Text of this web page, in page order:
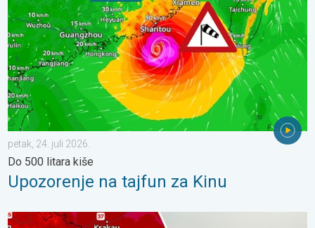
petak, 24. juli 2026.
Do 500 litara kiše
Upozorenje na tajfun za Kinu
Ekstremne vrućine u istočnoj Europi. Temperature iznad 40°C.